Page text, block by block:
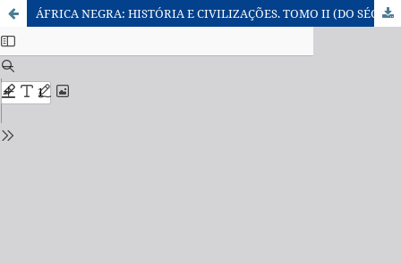
ÁFRICA NEGRA: HISTÓRIA E CIVILIZAÇÕES. TOMO II (DO SÉCULO XIX AOS NOSSOS DIAS)